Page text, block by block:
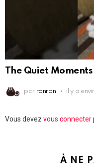
The Quiet
par ronron il y a
Laisser
Vous devez vous connecter
À NE